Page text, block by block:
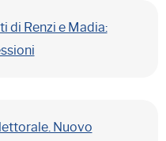
di Renzi e Madia:
Nuovo